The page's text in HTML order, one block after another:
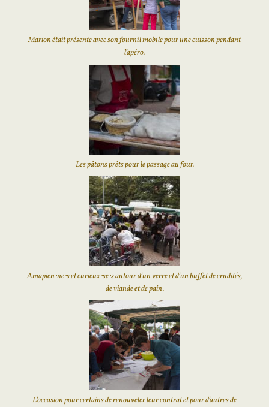
Marion était présente avec son fournil mobile pour une cuisson pendant
l’apéro.
Les pâtons prêts pour le passage au four.
Amapien⋅ne⋅s et curieux⋅se⋅s autour d’un verre et d’un buffet de crudités,
de viande et de pain.
L’occasion pour certains de renouveler leur contrat et pour d’autres de